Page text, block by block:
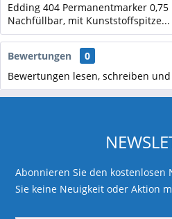
Edding 404 Permanentmarker
Nachfüllbar, mit Kunststoffspitze...
Bewertungen
0
Bewertungen lesen, schreiben
Abonnieren Sie den kostenlosen
Sie keine Neuigkeit oder Aktion